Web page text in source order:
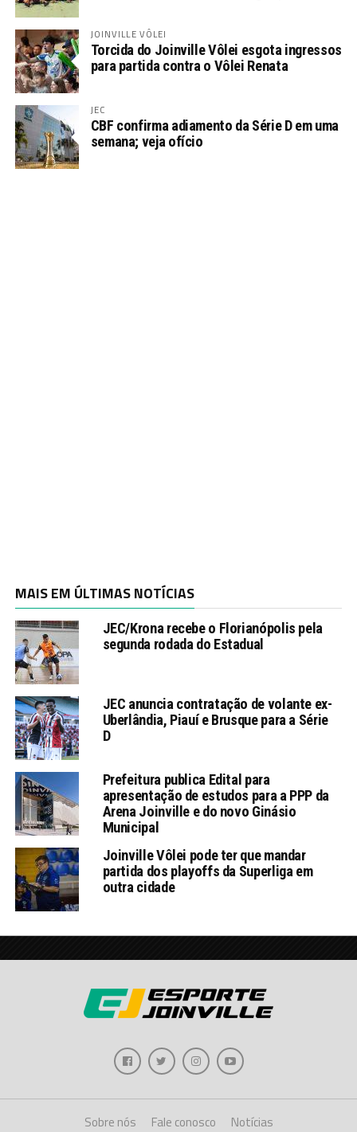
JOINVILLE VÔLEI
Torcida do Joinville Vôlei esgota ingressos
para partida contra o Vôlei Renata
JEC
CBF confirma adiamento da Série D em uma
semana; veja ofício
MAIS EM ÚLTIMAS NOTÍCIAS
JEC/Krona recebe o Florianópolis pela
segunda rodada do Estadual
JEC anuncia contratação de volante ex-
Uberlândia, Piauí e Brusque para a Série
D
Prefeitura publica Edital para
apresentação de estudos para a PPP da
Arena Joinville e do novo Ginásio
Municipal
Joinville Vôlei pode ter que mandar
partida dos playoffs da Superliga em
outra cidade
Sobre nós Fale conosco Notícias